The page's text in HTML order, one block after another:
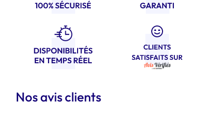
Nos avis clients